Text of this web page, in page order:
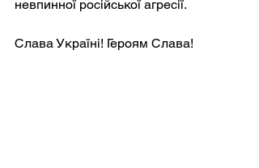
невпинної російської агресії.
Слава Україні! Героям Слава!